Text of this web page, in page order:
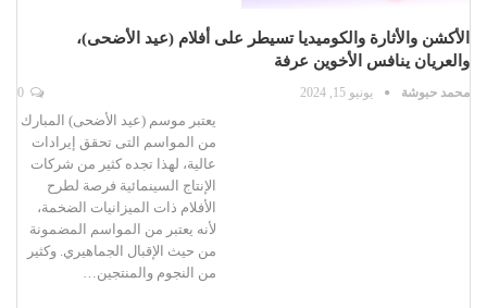
الأكشن والأثارة والكوميديا تسيطر على أفلام (عيد الأضحى)،
والعريان ينافس الأخوين عرفة
محمد حبوشة يونيو 15, 2024
يعتبر موسم (عيد الأضحى) المبارك
من المواسم التى تحقق إيرادات
عالية، لهذا تجده كثير من شركات
الإنتاج السينمائية فرصة لطرح
الأفلام ذات الميزانيات الضخمة،
لأنه يعتبر من المواسم المضمونة
من حيث الإقبال الجماهيري. وكثير
من النجوم والمنتجين…